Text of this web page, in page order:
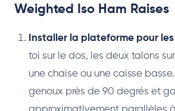
Weighted Iso Ham Raises
Installer la plateforme pour
toi sur le dos, les deux talons
une chaise ou une caisse
genoux près de 90 degrés et